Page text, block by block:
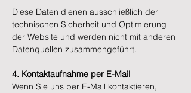
Diese Daten dienen ausschließlich der
technischen Sicherheit und Optimierung
der Website und werden nicht mit anderen
Datenquellen zusammengeführt.
4. Kontaktaufnahme per E-Mail
Wenn Sie uns per E-Mail kontaktieren,